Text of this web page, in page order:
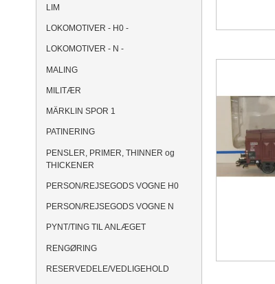
LIM
LOKOMOTIVER - H0 -
LOKOMOTIVER - N -
MALING
MILITÆR
MÄRKLIN SPOR 1
PATINERING
PENSLER, PRIMER, THINNER og
THICKENER
PERSON/REJSEGODS VOGNE H0
PERSON/REJSEGODS VOGNE N
PYNT/TING TIL ANLÆGET
RENGØRING
RESERVEDELE/VEDLIGEHOLD